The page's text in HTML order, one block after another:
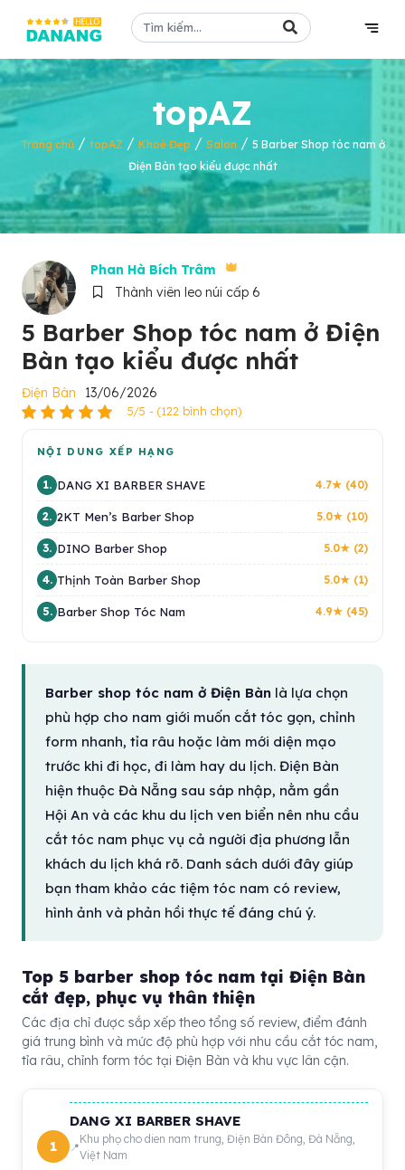
topAZ
Trang chủ/ topAZ / Khoẻ Đẹp / Salon / 5 Barber Shop tóc nam ở
Điện Bàn tạo kiểu được nhất
Phan Hà Bích Trâm
Thành viên leo núi cấp 6
5 Barber Shop tóc nam ở Điện
Bàn tạo kiểu được nhất
Điện Bàn 13/06/2026
5/5 - (122 bình chọn)
NỘI DUNG XẾP HẠNG
1. DANG XI BARBER SHAVE 4.7★ (40)
2. 2KT Men’s Barber Shop 5.0★ (10)
3. DINO Barber Shop 5.0★ (2)
4. Thịnh Toàn Barber Shop 5.0★ (1)
5. Barber Shop Tóc Nam 4.9★ (45)
Barber shop tóc nam ở Điện Bàn là lựa chọn
phù hợp cho nam giới muốn cắt tóc gọn, chỉnh
form nhanh, tỉa râu hoặc làm mới diện mạo
trước khi đi học, đi làm hay du lịch. Điện Bàn
hiện thuộc Đà Nẵng sau sáp nhập, nằm gần
Hội An và các khu du lịch ven biển nên nhu cầu
cắt tóc nam phục vụ cả người địa phương lẫn
khách du lịch khá rõ. Danh sách dưới đây giúp
bạn tham khảo các tiệm tóc nam có review,
hình ảnh và phản hồi thực tế đáng chú ý.
Top 5 barber shop tóc nam tại Điện Bàn
cắt đẹp, phục vụ thân thiện
Các địa chỉ được sắp xếp theo tổng số review, điểm đánh
giá trung bình và mức độ phù hợp với nhu cầu cắt tóc nam,
tỉa râu, chỉnh form tóc tại Điện Bàn và khu vực lân cận.
1
DANG XI BARBER SHAVE
Khu phọ cho dien nam trung, Điện Bàn Đông, Đà Nẵng,
Việt Nam